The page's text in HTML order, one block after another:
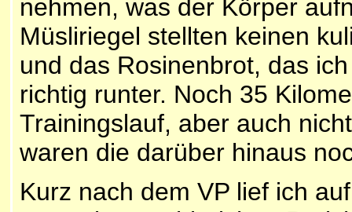
nehmen, was der Körper
Müsliriegel stellten keinen
und das Rosinenbrot, das
richtig runter. Noch 35
Trainingslauf, aber auch
waren die darüber hinaus
Kurz nach dem VP lief ich